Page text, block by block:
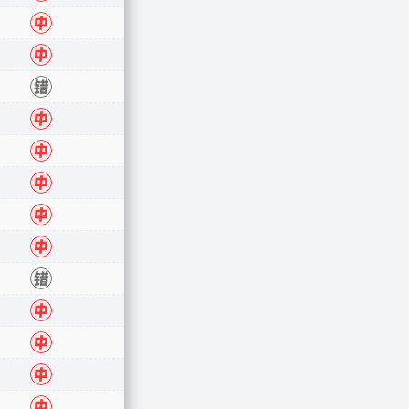
中
中
错
中
中
中
中
中
错
中
中
中
中